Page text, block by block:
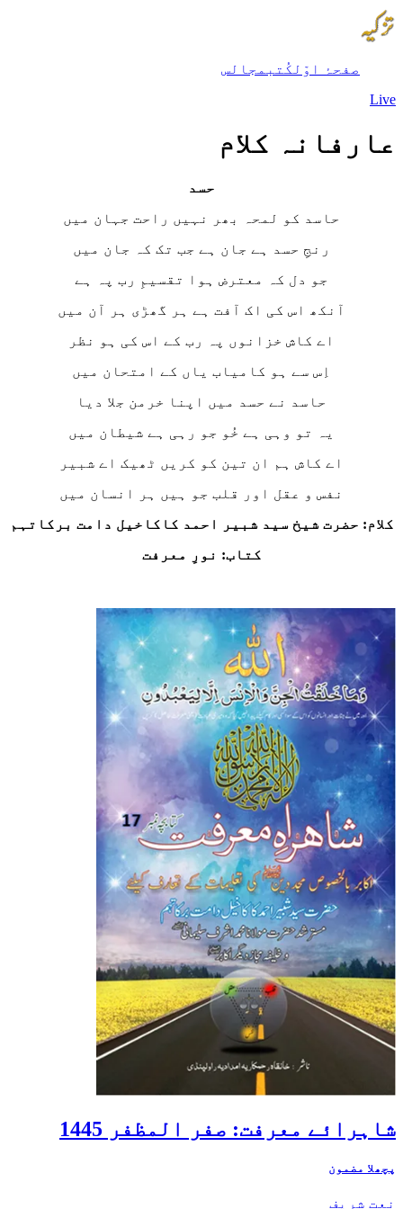
صفحۂ اوّل کُتب مجالس
Live
عارفانہ کلام
حسد
حاسد کو لمحہ بھر نہیں راحت جہان میں
رنجِ حسد ہے جان ہے جب تک کہ جان میں
جو دل کہ معترض ہوا تقسیمِ رب پہ ہے
آنکھ اس کی اک آفت ہے ہر گھڑی ہر آن میں
اے کاش خزانوں پہ رب کے اس کی ہو نظر
اِس سے ہو کامیاب یاں کے امتحان میں
حاسد نے حسد میں اپنا خرمن جلا دیا
یہ تو وہی ہے خُو جو رہی ہے شیطان میں
اے کاش ہم ان تین کو کریں ٹھیک اے شبیر
نفس و عقل اور قلب جو ہیں ہر انسان میں
کلام: حضرت شیخ سید شبیر احمد کاکاخیل دامت برکاتہم
کتاب: نورِ معرفت
شاہرائے معرفت: صفر المظفر 1445
پچھلا مضمون
نعت شریف